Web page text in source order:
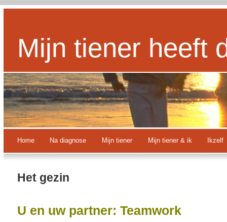
Mijn tiener heeft
Home Na diagnose Mijn tiener Mijn tiener & ik Ikzelf
Het gezin
U en uw partner: Teamwork